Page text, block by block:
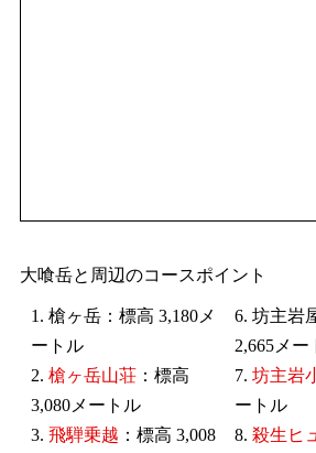
大喰岳と周辺のコースポイント
1. 槍ヶ岳：標高 3,180メ
ートル
2. 槍ヶ岳山荘 ：標高
3,080メートル
3. 飛騨乗越 ：標高 3,008
6. 坊主岩
2,665メー
7. 坊主岩
ートル
8. 殺生ヒ